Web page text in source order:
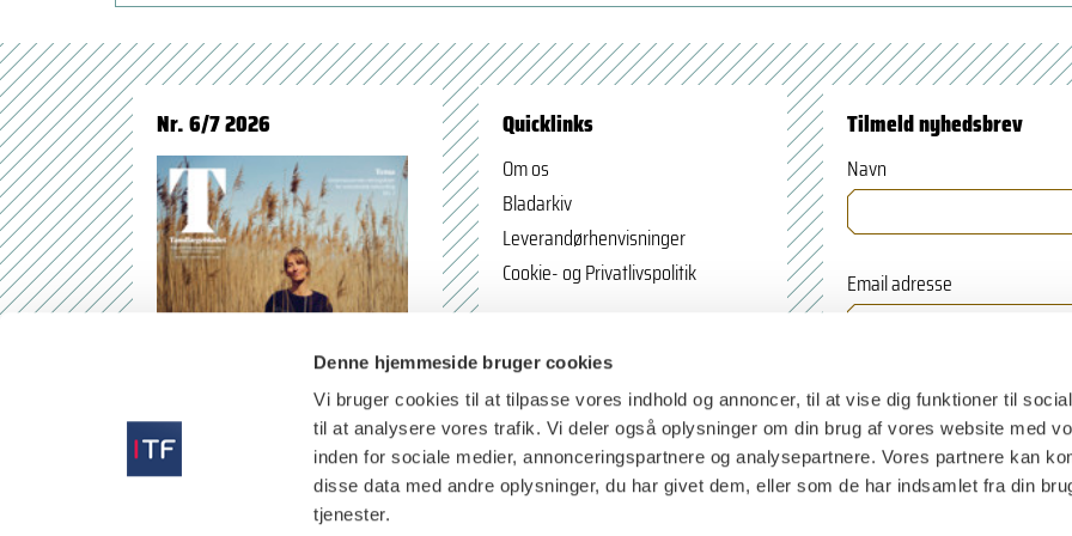
Denne hjemmeside bruger cookies
Vi bruger cookies til at tilpasse vores indhold og annoncer, til at vise dig funktioner til
til at analysere vores trafik. Vi deler også oplysninger om din brug af vores website med
inden for sociale medier, annonceringspartnere og analysepartnere. Vores partnere kan
disse data med andre oplysninger, du har givet dem, eller som de har indsamlet fra din
tjenester.
Nr. 6/7 2026 Quicklinks
Om os
Bladarkiv
Leverandørhenvisninger
Cookie- og Privatlivspolitik
Tilmeld nyhedsbrev
Navn
Email adresse